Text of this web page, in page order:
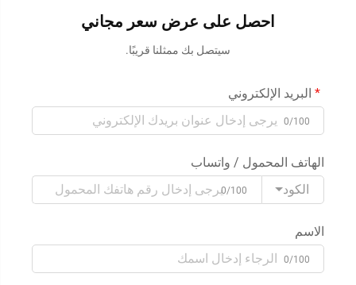
احصل على عرض سعر مجاني
سيتصل بك ممثلنا قريبًا.
البريد الإلكتروني
0/100
الهاتف المحمول / واتساب
الكود
0/100
الاسم
0/100